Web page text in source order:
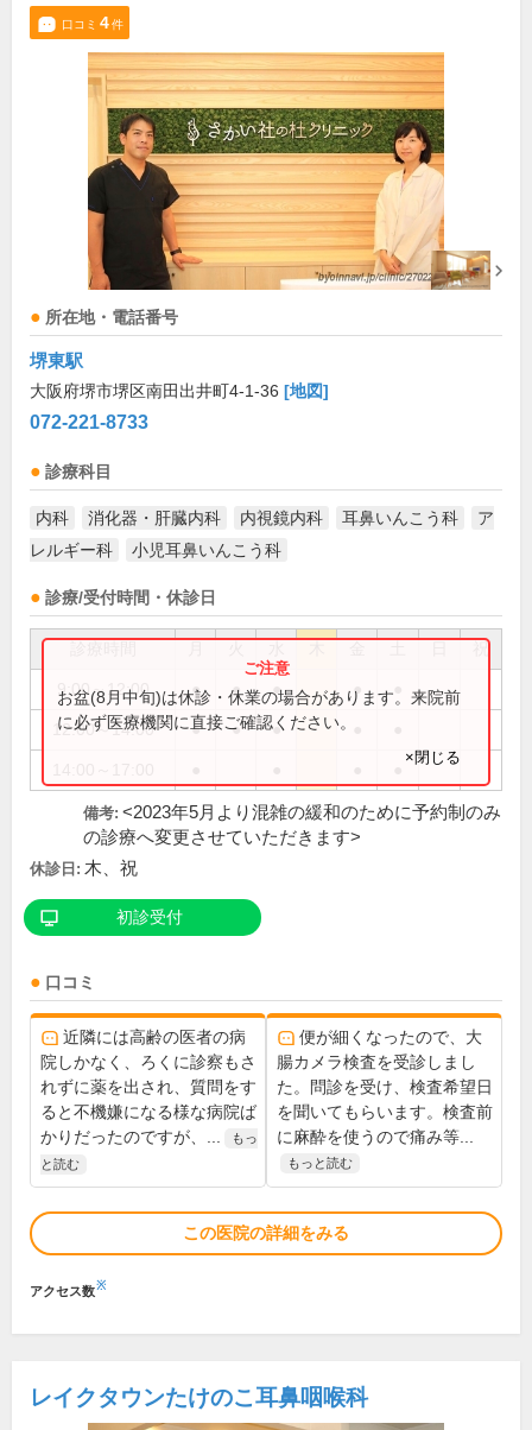
口コミ 4件
所在地・電話番号
堺東駅
大阪府堺市堺区南田出井町4-1-36 [地図]
072-221-8733
診療科目
内科 消化器・肝臓内科 内視鏡内科 耳鼻いんこう科
ア
レルギー科
小児耳鼻いんこう科
診療/受付時間・休診日
祝
9:00～12:00 ● ● ● ●
12:00～14:00 ● ● ●
お盆(8月中旬)は休診・休業の場合があります。来院前
に必ず医療機関に直接ご確認ください。
×閉じる
備考: <2023年5月より混雑の緩和のために予約制のみ
の診療へ変更させていただきます>
休診日: 木、祝
初診受付
口コミ
近隣には高齢の医者の病
院しかなく、ろくに診察もさ
れずに薬を出され、質問をす
ると不機嫌になる様な病院ば
かりだったのですが、...
もっ
と読む
便が細くなったので、大
腸カメラ検査を受診しまし
た。問診を受け、検査希望日
を聞いてもらいます。検査前
に麻酔を使うので痛み等...
もっと読む
この医院の詳細をみる
アクセス数※
レイクタウンたけのこ耳鼻咽喉科